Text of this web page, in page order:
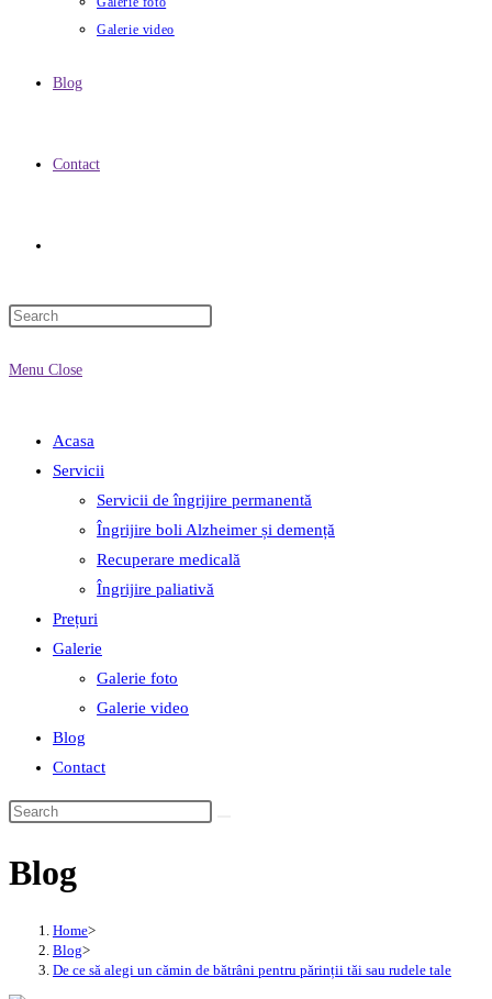
Galerie video
Blog
Contact
website
Menu Close
Acasa
Servicii
Servicii de îngrijire permanentă
Îngrijire boli Alzheimer și demență
Recuperare medicală
Îngrijire paliativă
Prețuri
Galerie
Galerie foto
Galerie video
Blog
Contact
Blog
Home>
Blog>
De ce să alegi un cămin de bătrâni pentru părinții tăi sau rudele tale